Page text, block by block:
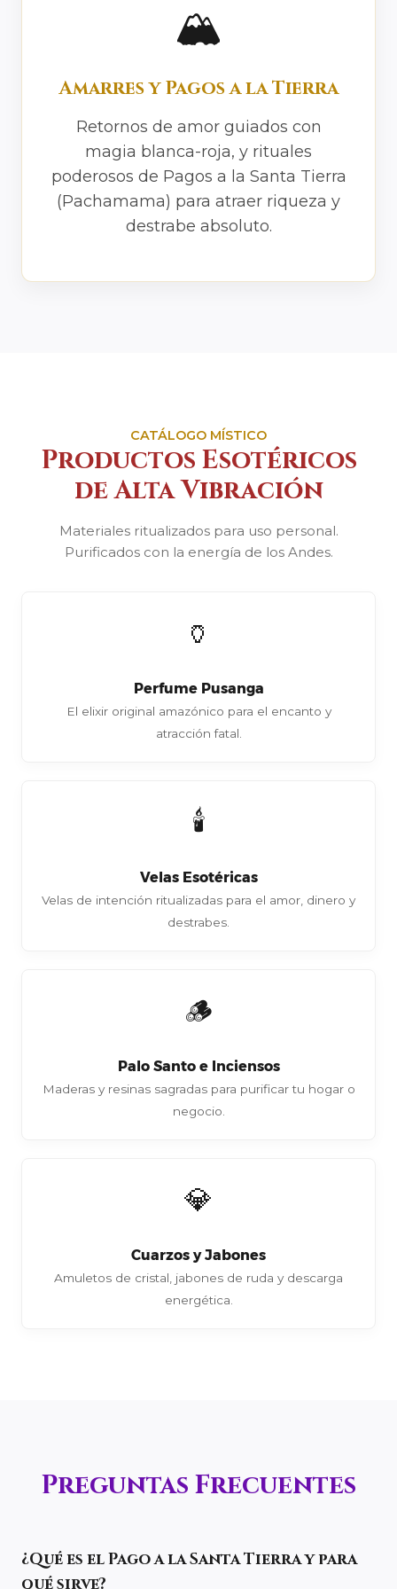
🏔️
Amarres y Pagos a la Tierra
Retornos de amor guiados con
magia blanca-roja, y rituales
poderosos de Pagos a la Santa Tierra
(Pachamama) para atraer riqueza y
destrabe absoluto.
CATÁLOGO MÍSTICO
Productos Esotéricos
de Alta Vibración
Materiales ritualizados para uso personal.
Purificados con la energía de los Andes.
🏺
Perfume Pusanga
El elixir original amazónico para el encanto y
atracción fatal.
🕯️
Velas Esotéricas
Velas de intención ritualizadas para el amor, dinero y
destrabes.
🪵
Palo Santo e Inciensos
Maderas y resinas sagradas para purificar tu hogar o
negocio.
💎
Cuarzos y Jabones
Amuletos de cristal, jabones de ruda y descarga
energética.
Preguntas Frecuentes
¿Qué es el Pago a la Santa Tierra y para
qué sirve?